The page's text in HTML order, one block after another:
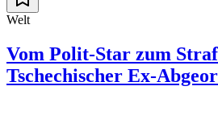
Welt
Vom Polit-Star zum
Tschechischer Ex-